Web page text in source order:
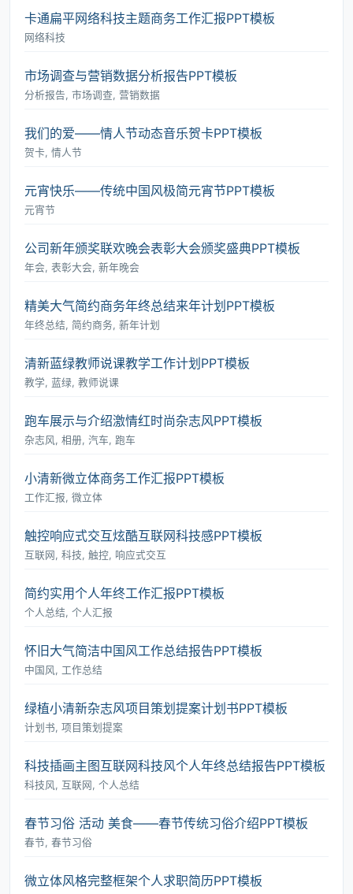
卡通扁平网络科技主题商务工作汇报PPT模板
网络科技
市场调查与营销数据分析报告PPT模板
分析报告, 市场调查, 营销数据
我们的爱――情人节动态音乐贺卡PPT模板
贺卡, 情人节
元宵快乐――传统中国风极简元宵节PPT模板
元宵节
公司新年颁奖联欢晚会表彰大会颁奖盛典PPT模板
年会, 表彰大会, 新年晚会
精美大气简约商务年终总结来年计划PPT模板
年终总结, 简约商务, 新年计划
清新蓝绿教师说课教学工作计划PPT模板
教学, 蓝绿, 教师说课
跑车展示与介绍激情红时尚杂志风PPT模板
杂志风, 相册, 汽车, 跑车
小清新微立体商务工作汇报PPT模板
工作汇报, 微立体
触控响应式交互炫酷互联网科技感PPT模板
互联网, 科技, 触控, 响应式交互
简约实用个人年终工作汇报PPT模板
个人总结, 个人汇报
怀旧大气简洁中国风工作总结报告PPT模板
中国风, 工作总结
绿植小清新杂志风项目策划提案计划书PPT模板
计划书, 项目策划提案
科技插画主图互联网科技风个人年终总结报告PPT模板
科技风, 互联网, 个人总结
春节习俗 活动 美食――春节传统习俗介绍PPT模板
春节, 春节习俗
微立体风格完整框架个人求职简历PPT模板